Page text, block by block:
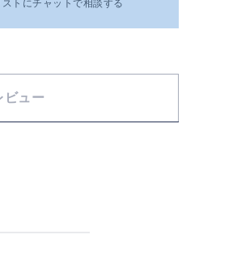
トにチャットで相談する
ビュー